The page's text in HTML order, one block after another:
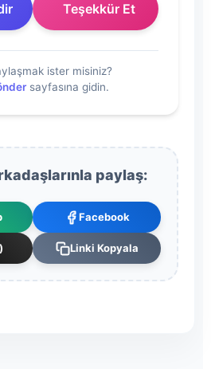
Teşekkür Et
ister misiniz?
sayfasına gidin.
paylaş:
Facebook
Linki Kopyala